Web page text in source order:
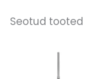
Seotud tooted